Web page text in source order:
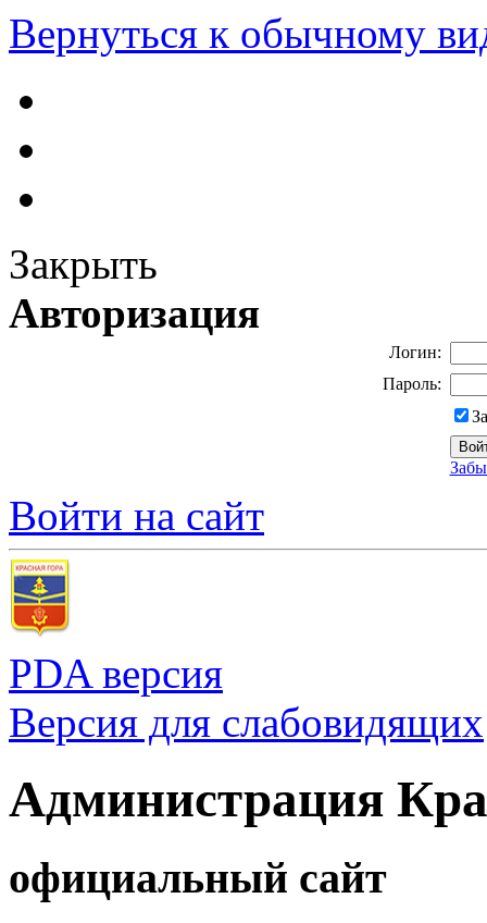
Вернуться к обычному
Закрыть
Авторизация
Логин:
Пароль:
Войти на сайт
PDA версия
Версия для слабовидящих
Администрация
официальный сайт